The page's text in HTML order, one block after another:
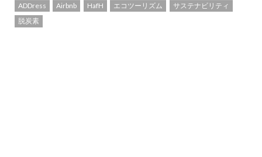
ADDress
Airbnb HafH エコツーリズム
サステナビリティ
脱炭素